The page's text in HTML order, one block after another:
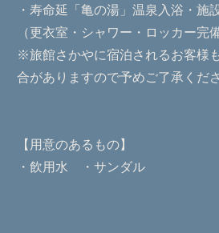
・寿命延「亀の湯」温泉入浴・施
（更衣室・シャワー・ロッカー完備
※旅館さかやに宿泊されるお客様
合がありますので予めご了承くださ
【用意のあるもの】
・飲用水 ・サンダル